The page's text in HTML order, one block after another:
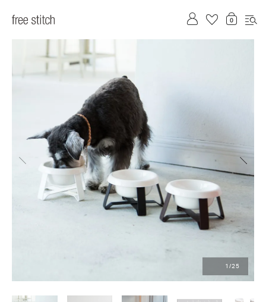
前へ 次へ
1/25